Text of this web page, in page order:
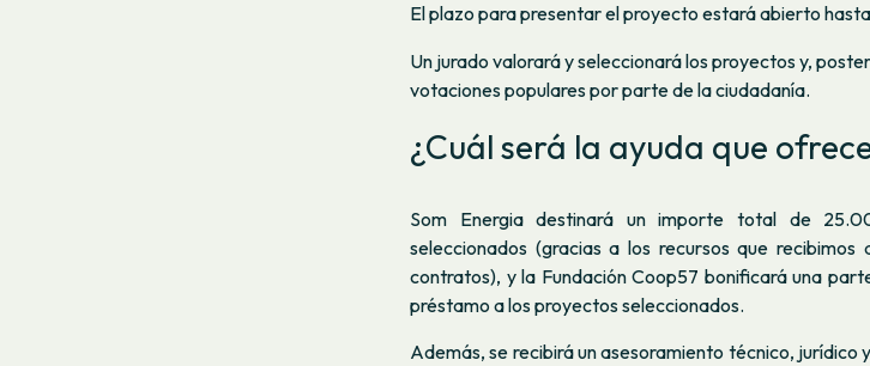
El plazo para presentar el proyecto estará abierto
Un jurado valorará y seleccionará los proyectos y,
votaciones populares por parte de la ciudadanía.
¿Cuál será la ayuda que
Som Energia destinará un importe total de
seleccionados (gracias a los recursos que
contratos), y la Fundación Coop57 bonificará una
préstamo a los proyectos seleccionados.
Además, se recibirá un asesoramiento técnico,